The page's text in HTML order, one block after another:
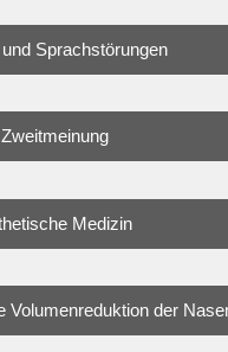
Sprachstörungen
Zweitmeinung
Medizin
Volumenreduktion der